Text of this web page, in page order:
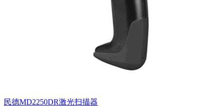
民德MD2250DR激光扫描器